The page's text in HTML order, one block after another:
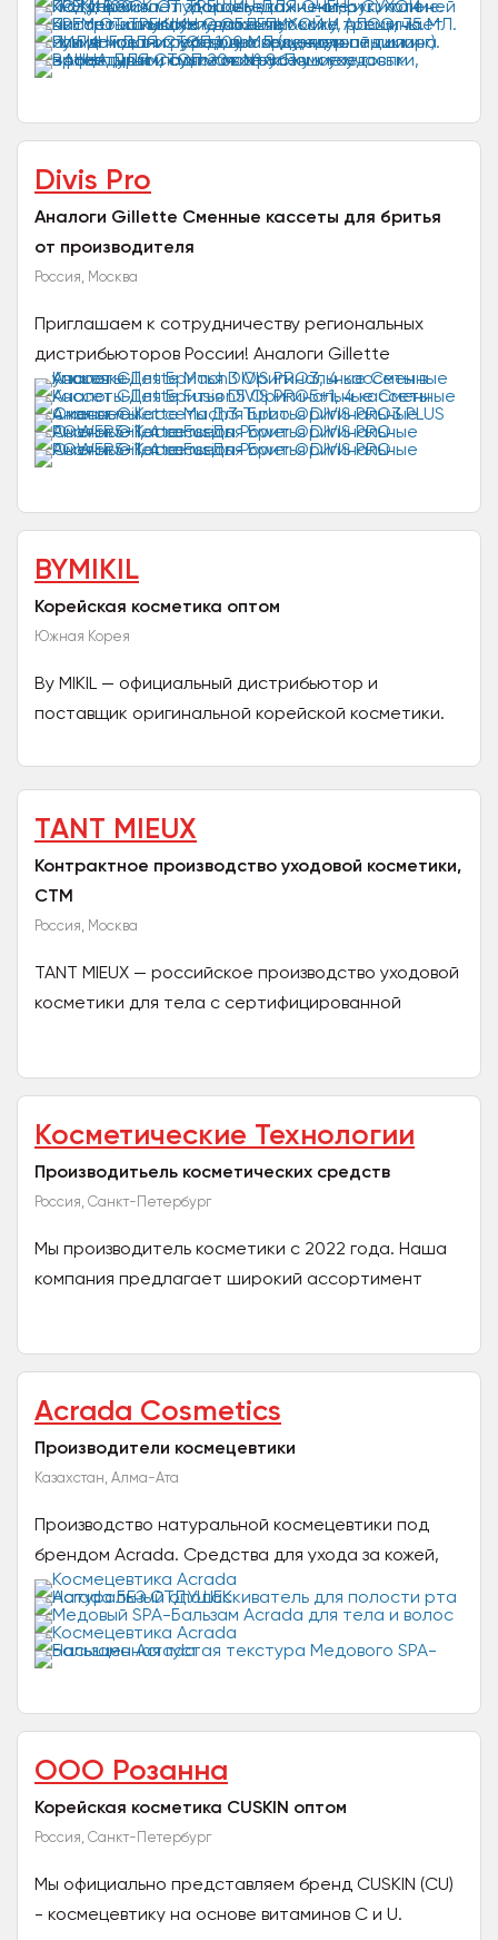
для ухода за телом...
Divis Pro
Аналоги Gillette Сменные кассеты для бритья
от производителя
Россия, Москва
Приглашаем к сотрудничеству региональных
дистрибьюторов России! Аналоги Gillette
Сменные кассеты для бритья от производителя
DIVIS PRO. Подходят...
BYMIKIL
Корейская косметика оптом
Южная Корея
By MIKIL — официальный дистрибьютор и
поставщик оригинальной корейской косметики.
поставках из Южной Кореи и...
TANT MIEUX
Контрактное производство уходовой косметики,
СТМ
Россия, Москва
TANT MIEUX — российское производство уходовой
косметики для тела с сертифицированной
Косметические Технологии
Производитьель косметических средств
Россия, Санкт-Петербург
Мы производитель косметики с 2022 года. Наша
компания предлагает широкий ассортимент
Acrada Cosmetics
Производители космецевтики
Казахстан, Алма-Ата
Производство натуральной космецевтики под
брендом Acrada. Средства для ухода за кожей,
волосами и полостью рта. Универсальная
формула средств...
ООО Розанна
Корейская косметика CUSKIN оптом
Россия, Санкт-Петербург
Мы официально представляем бренд CUSKIN (CU)
- космецевтику на основе витаминов С и U.